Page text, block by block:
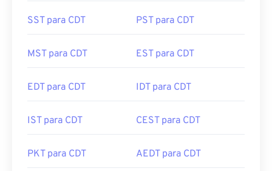
SST para CDT PST para CDT
MST para CDT EST para CDT
EDT para CDT IDT para CDT
IST para CDT CEST para CDT
PKT para CDT AEDT para CDT